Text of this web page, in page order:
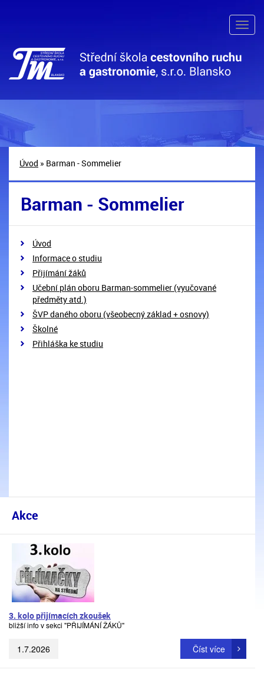
Úvod » Barman - Sommelier
Barman - Sommelier
Úvod
Informace o studiu
Přijímání žáků
Učební plán oboru Barman-sommelier (vyučované
předměty atd.)
ŠVP daného oboru (všeobecný základ + osnovy)
Školné
Přihláška ke studiu
Akce
3. kolo přijímacích zkoušek
bližší info v sekci "PŘIJÍMÁNÍ ŽÁKŮ"
1.7.2026 Číst více